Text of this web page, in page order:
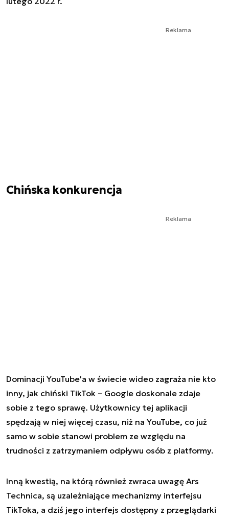
Reklama
Chińska konkurencja
Reklama
Dominacji YouTube'a w świecie wideo zagraża nie kto
inny, jak chiński TikTok – Google doskonale zdaje
sobie z tego sprawę. Użytkownicy tej aplikacji
spędzają w niej więcej czasu, niż na YouTube, co już
samo w sobie stanowi problem ze względu na
trudności z zatrzymaniem odpływu osób z platformy.
Inną kwestią, na którą również zwraca uwagę Ars
Technica, są uzależniające mechanizmy interfejsu
TikToka, a dziś jego interfejs dostępny z przeglądarki